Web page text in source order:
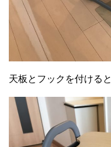
天板とフックを付けると